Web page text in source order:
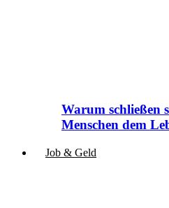
Warum schließen
Menschen dem
Job & Geld